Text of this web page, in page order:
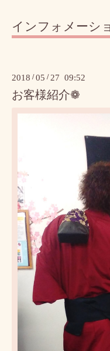
インフォメーシ
2018 /05 / 27 09:52
お客様紹介❁